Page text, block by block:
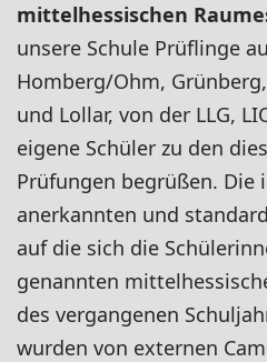
mittelhessischen
unsere Schule Prüflinge
Homberg/Ohm,
und Lollar, von der LLG,
eigene Schüler zu den
Prüfungen begrüßen. Die
anerkannten und
auf die sich die
genannten
des vergangenen
wurden von externen